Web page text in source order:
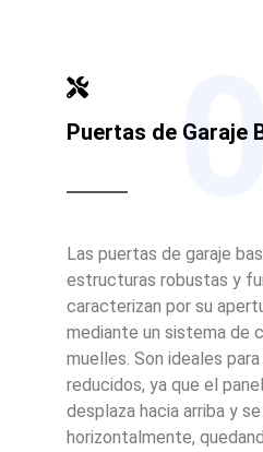
Puertas de Garaje
Las puertas de garaje
estructuras robustas y
caracterizan por su
mediante un sistema de
muelles. Son ideales
reducidos, ya que el
desplaza hacia arriba y
horizontalmente,